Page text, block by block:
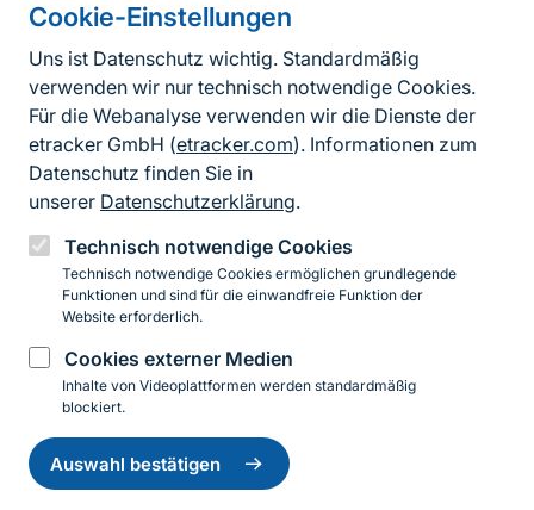
Cookie-Einstellungen
Uns ist Datenschutz wichtig. Standardmäßig
verwenden wir nur technisch notwendige Cookies.
Für die Webanalyse verwenden wir die Dienste der
etracker GmbH (etracker.com). Informationen zum
Datenschutz finden Sie in
unserer Datenschutzerklärung.
Technisch notwendige Cookies
Technisch notwendige Cookies ermöglichen grundlegende
Funktionen und sind für die einwandfreie Funktion der
Website erforderlich.
Cookies externer Medien
Inhalte von Videoplattformen werden standardmäßig
blockiert.
Auswahl bestätigen
Einwilligung
zurückziehen
Informationen zur Seite
FußzeileKontakt zum BfN
Kontaktformular
Erklärung zur Barrierefreiheit
Impressum
Datenschutz
InstagramFacebookYouTubeLinkedIn
© 2026 Bundesamt für Naturschutz